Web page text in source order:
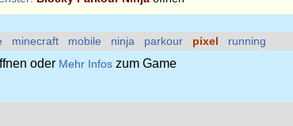
minecraft mobile ninja parkour pixel running
oder Mehr Infos zum Game